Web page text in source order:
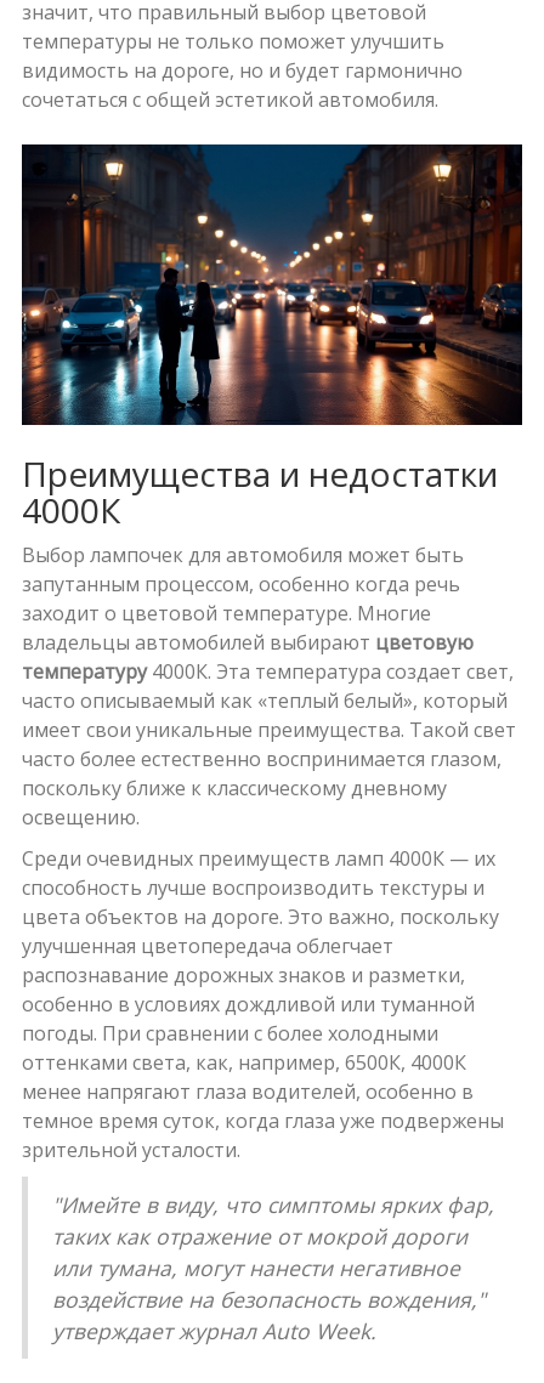
значит, что правильный выбор цветовой
температуры не только поможет улучшить
видимость на дороге, но и будет гармонично
сочетаться с общей эстетикой автомобиля.
Преимущества и недостатки
4000К
Выбор лампочек для автомобиля может быть
запутанным процессом, особенно когда речь
заходит о цветовой температуре. Многие
владельцы автомобилей выбирают цветовую
температуру4000К. Эта температура создает свет,
часто описываемый как «теплый белый», который
имеет свои уникальные преимущества. Такой свет
часто более естественно воспринимается глазом,
поскольку ближе к классическому дневному
освещению.
Среди очевидных преимуществ ламп 4000К — их
способность лучше воспроизводить текстуры и
цвета объектов на дороге. Это важно, поскольку
улучшенная цветопередача облегчает
распознавание дорожных знаков и разметки,
особенно в условиях дождливой или туманной
погоды. При сравнении с более холодными
оттенками света, как, например, 6500К, 4000К
менее напрягают глаза водителей, особенно в
темное время суток, когда глаза уже подвержены
зрительной усталости.
"Имейте в виду, что симптомы ярких фар,
таких как отражение от мокрой дороги
или тумана, могут нанести негативное
воздействие на безопасность вождения,"
утверждает журнал Auto Week.